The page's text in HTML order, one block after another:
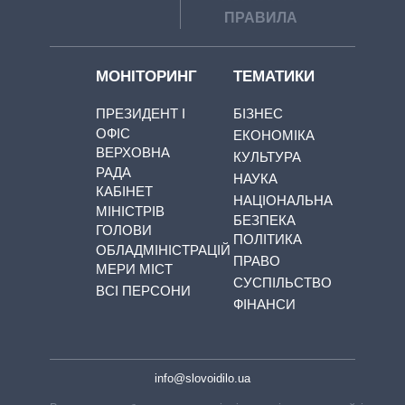
ПРАВИЛА
МОНІТОРИНГ
ПРЕЗИДЕНТ І
ОФІС
ВЕРХОВНА
РАДА
КАБІНЕТ
МІНІСТРІВ
ГОЛОВИ
ОБЛАДМІНІСТРАЦІЙ
МЕРИ МІСТ
ВСІ ПЕРСОНИ
ТЕМАТИКИ
БІЗНЕС
ЕКОНОМІКА
КУЛЬТУРА
НАУКА
НАЦІОНАЛЬНА
БЕЗПЕКА
ПОЛІТИКА
ПРАВО
СУСПІЛЬСТВО
ФІНАНСИ
info@slovoidilo.ua